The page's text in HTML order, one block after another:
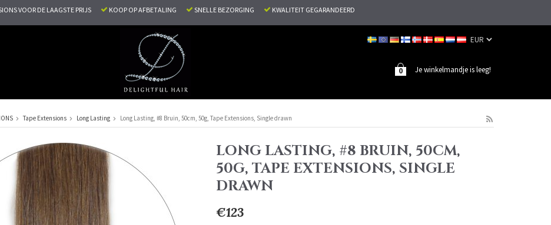
VOOR DE LAAGSTE PRIJS KOOP OP AFBETALING SNELLE BEZORGING KWALITEIT GEGARANDEERD
Je winkelmandje is leeg!
0
Tape Extensions Long Lasting Long Lasting, #8 Bruin, 50cm, 50g, Tape Extensions, Single drawn
LONG LASTING, #8 BRUIN, 50CM,
50G, TAPE EXTENSIONS, SINGLE
DRAWN
€123